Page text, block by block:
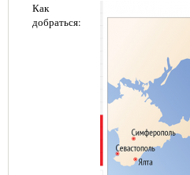
Как
добраться: